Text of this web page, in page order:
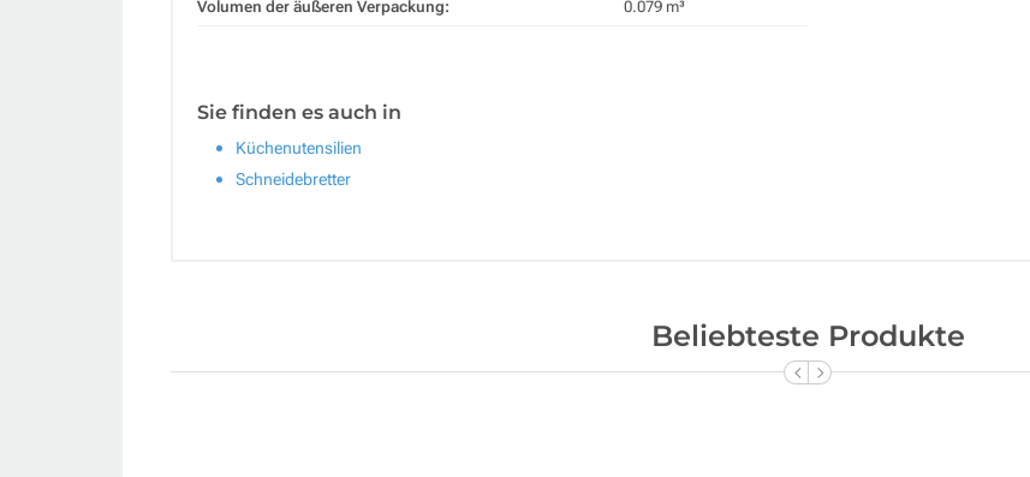
Volumen der äußeren Verpackung: 0.079 m³
Sie finden es auch in
Küchenutensilien
Schneidebretter
Beliebteste Produkte